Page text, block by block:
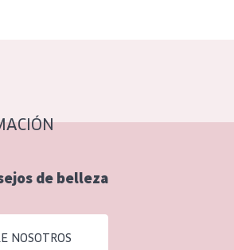
de belleza
NOSOTROS